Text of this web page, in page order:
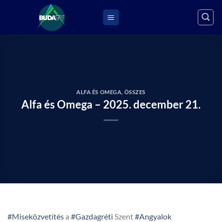
ALFA ÉS OMEGA ÖSSZES
Alfa és Omega – 2025. december 21.
#Miseközvetítésa #Gazdagréti Szent#Angyalok